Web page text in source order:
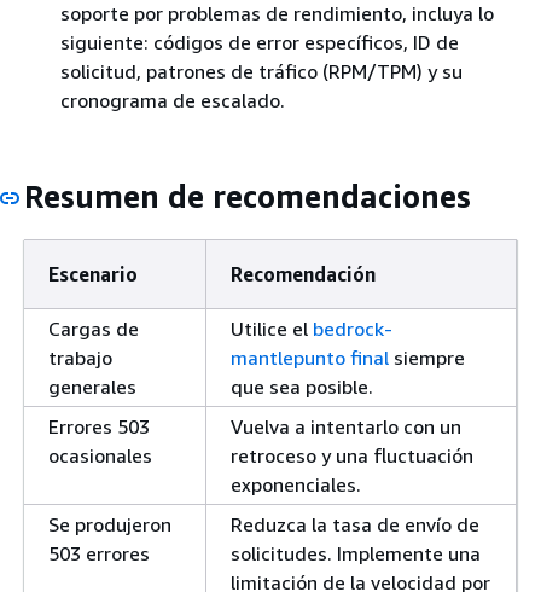
soporte por problemas de rendimiento, incluya lo
siguiente: códigos de error específicos, ID de
solicitud, patrones de tráfico (RPM/TPM) y su
cronograma de escalado.
Resumen de recomendaciones
Escenario Recomendación
Cargas de
trabajo
generales
Utilice el bedrock-
mantlepunto final siempre
que sea posible.
Errores 503
ocasionales
Vuelva a intentarlo con un
retroceso y una fluctuación
exponenciales.
Se produjeron
503 errores
Reduzca la tasa de envío de
solicitudes. Implemente una
limitación de la velocidad por